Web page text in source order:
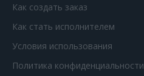
Как создать заказ
Как стать исполнителем
Условия использования
Политика конфиденциальности